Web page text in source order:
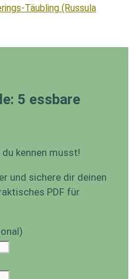
Täubling (Russula
5 essbare
du kennen musst!
und sichere dir deinen
PDF für